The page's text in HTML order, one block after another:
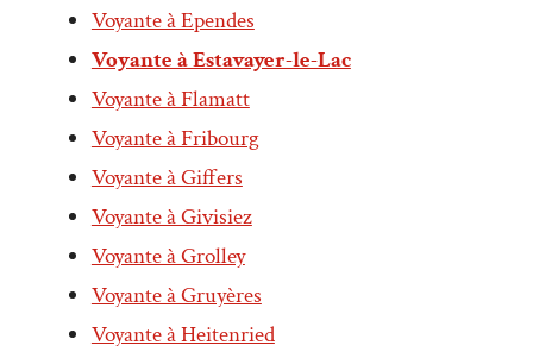
Voyante à Ependes
Voyante à Estavayer-le-Lac
Voyante à Flamatt
Voyante à Fribourg
Voyante à Giffers
Voyante à Givisiez
Voyante à Grolley
Voyante à Gruyères
Voyante à Heitenried